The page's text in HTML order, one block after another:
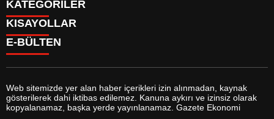
KATEGORİLER
GÜNDEM
DÜNYA
SİYASET
MAGAZİN
SAĞLIK
EĞİTİM
YAŞAM
KISAYOLLAR
BURÇLAR
FİKSTÜR
FİRMA EKLE
FİRMA REHBERİ
E-BÜLTEN
gazeteekonomi.com e-bültenine abone olarak, tarafınıza haber,
Web sitemizde yer alan haber içerikleri izin alınmadan, kaynak
gösterilerek dahi iktibas edilemez. Kanuna aykırı ve izinsiz olarak
kopyalanamaz, başka yerde yayınlanamaz. Gazete Ekonomi